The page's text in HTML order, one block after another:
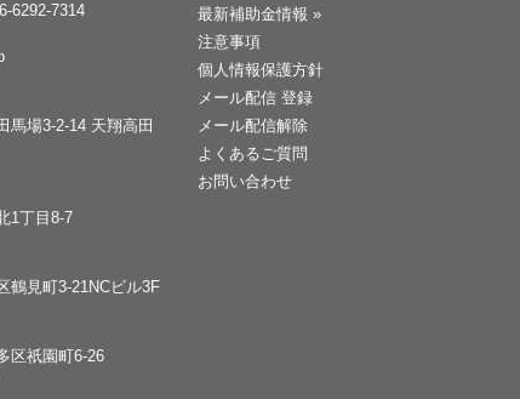
6292-7314
場3-2-14 天翔高田
1丁目8-7
見町3-21NCビル3F
区祇園町6-26
最新補助金情報 »
注意事項
個人情報保護方針
メール配信 登録
メール配信解除
よくあるご質問
お問い合わせ